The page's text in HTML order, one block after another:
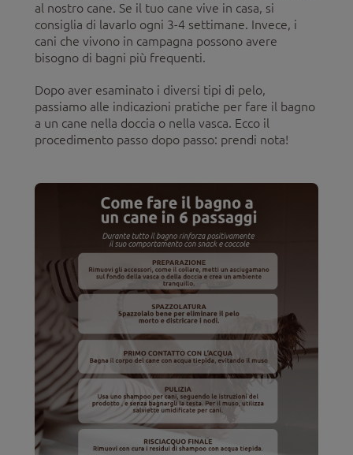
al nostro cane. Se il tuo cane vive in casa, si
consiglia di lavarlo ogni 3-4 settimane. Invece, i
cani che vivono in campagna possono avere
bisogno di bagni più frequenti.
Dopo aver esaminato i diversi tipi di pelo,
passiamo alle indicazioni pratiche per fare il bagno
a un cane nella doccia o nella vasca. Ecco il
procedimento passo dopo passo: prendi nota!